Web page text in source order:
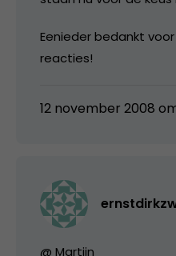
Eenieder bedankt
reacties!
12 november 2008
@ Martijn